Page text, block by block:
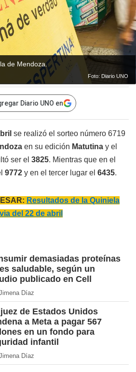
de Mendoza.
Foto: Diario UNO
Diario UNO en
se realizó el sorteo número 6719
en su edición Matutina y el
ser el 3825. Mientras que en el
9772 y en el tercer lugar el 6435.
Resultados de la Quiniela
del 22 de abril
demasiadas proteínas
saludable, según un
publicado en Cell
Díaz
de Estados Unidos
a Meta a pagar 567
en un fondo para
infantil
Díaz